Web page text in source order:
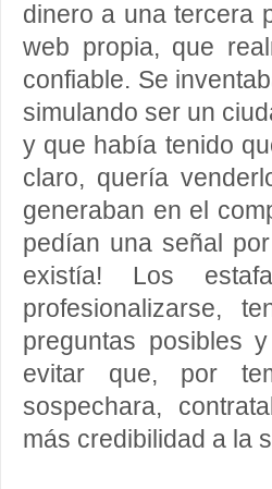
dinero a una tercera
web propia, que
confiable. Se
simulando ser un
y que había tenido
claro, quería
generaban en el
pedían una señal
existía! Los
profesionalizarse,
preguntas posibles
evitar que, por
sospechara,
más credibilidad a la